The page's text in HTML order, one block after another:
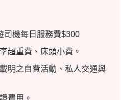
司機每日服務費$300
超重費、床頭小費。
明之自費活動、私人交通與
費用。